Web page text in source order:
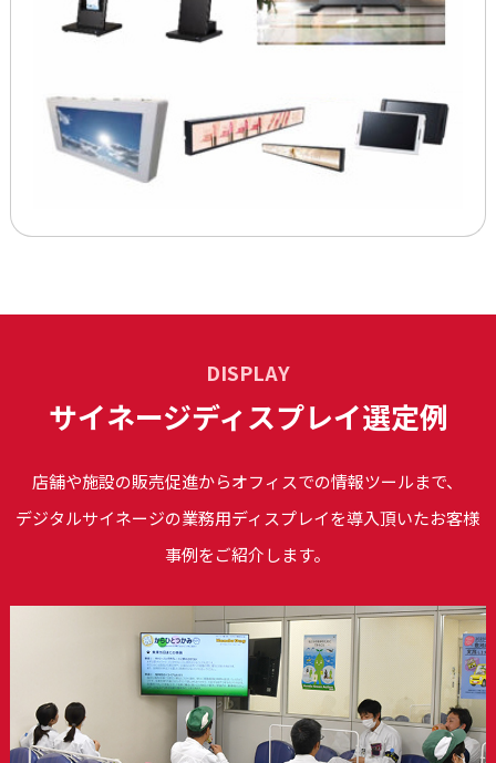
DISPLAY
サイネージディスプレイ選定例
店舗や施設の販売促進からオフィスでの情報ツールまで、
デジタルサイネージの業務用ディスプレイを導入頂いたお客様
事例をご紹介します。